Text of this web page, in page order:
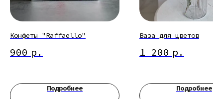
Конфеты "Raffaello"
900 р.
Подробнее
Ваза для цветов
1 200 р.
Подробнее